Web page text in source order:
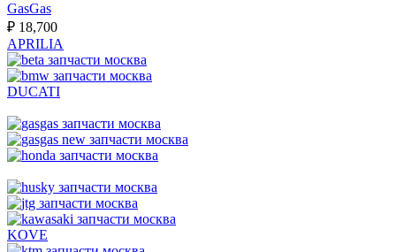
GasGas
₽ 18,700
APRILIA
DUCATI
KOVE